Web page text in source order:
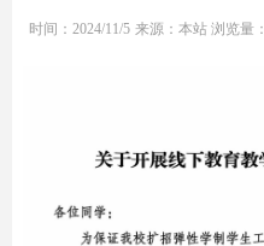
时间：2024/11/5 来源：本站 浏览量：